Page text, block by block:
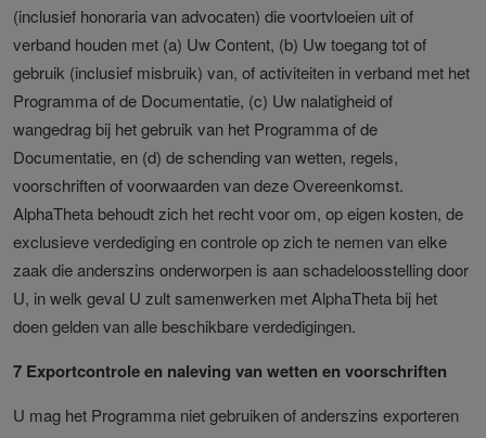
(inclusief honoraria van advocaten) die voortvloeien uit of
verband houden met (a) Uw Content, (b) Uw toegang tot of
gebruik (inclusief misbruik) van, of activiteiten in verband met het
Programma of de Documentatie, (c) Uw nalatigheid of
wangedrag bij het gebruik van het Programma of de
Documentatie, en (d) de schending van wetten, regels,
voorschriften of voorwaarden van deze Overeenkomst.
AlphaTheta behoudt zich het recht voor om, op eigen kosten, de
exclusieve verdediging en controle op zich te nemen van elke
zaak die anderszins onderworpen is aan schadeloosstelling door
U, in welk geval U zult samenwerken met AlphaTheta bij het
doen gelden van alle beschikbare verdedigingen.
7 Exportcontrole en naleving van wetten en voorschriften
U mag het Programma niet gebruiken of anderszins exporteren